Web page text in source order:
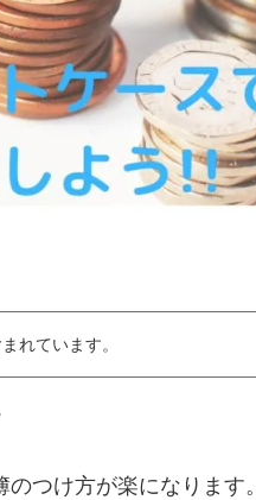
れています。
つけ方が楽になります。